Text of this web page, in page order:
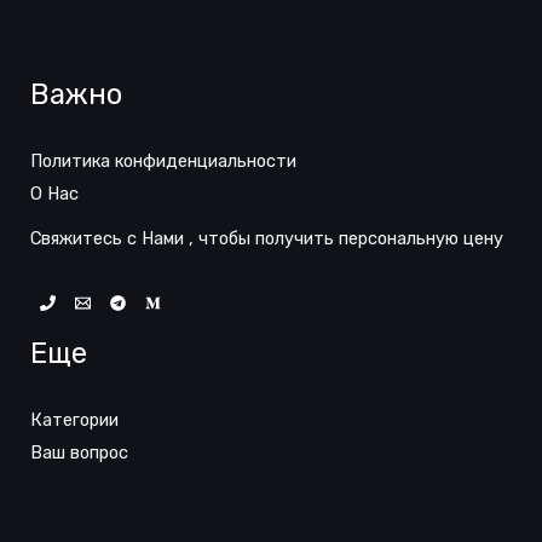
e
t
Важно
Политика конфиденциальности
О Нас
Свяжитесь с Нами , чтобы получить персональную цену
Еще
Категории
Ваш вопрос